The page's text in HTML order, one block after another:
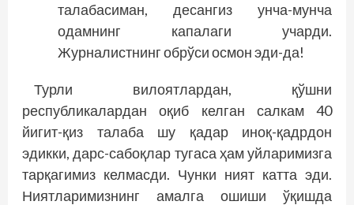
талабасиман, десангиз унча-мунча
одамнинг капалаги учарди.
Журналистнинг обрўси осмон эди-да!
Турли вилоятлардан, қўшни
республикалардан оқиб келган салкам 40
йигит-қиз талаба шу қадар иноқ-қадрдон
эдикки, дарс-сабоқлар тугаса ҳам уйларимизга
тарқагимиз келмасди. Чунки ният катта эди.
Ниятларимизнинг амалга ошиши ўқишда